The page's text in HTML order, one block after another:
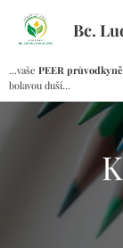
Bc.
...vaše PEER
bolavou duší...